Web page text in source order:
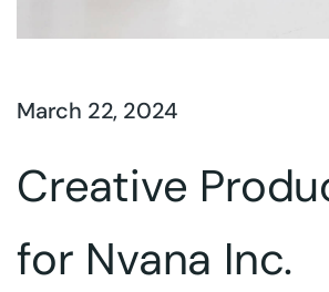
March 22, 2024
Creative
for Nvana Inc.